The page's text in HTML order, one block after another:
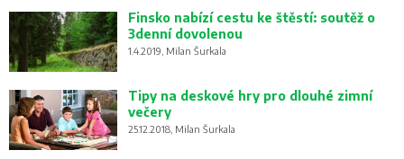
Finsko nabízí cestu ke štěstí: soutěž o
3denní dovolenou
1.4.2019, Milan Šurkala
Tipy na deskové hry pro dlouhé zimní
večery
25.12.2018, Milan Šurkala